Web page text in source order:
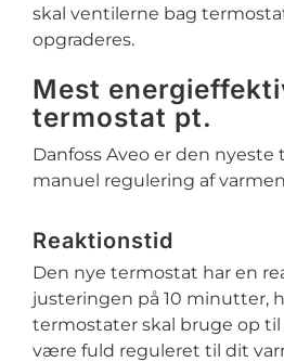
skal ventilerne bag
opgraderes.
Mest
termostat pt.
Danfoss Aveo er den
manuel regulering af
Reaktionstid
Den nye termostat har en
justeringen på 10 minutter,
termostater skal bruge op
være fuld reguleret til dit